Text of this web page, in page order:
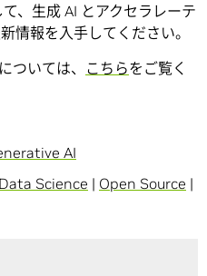
、生成 AI とアクセラレーテ
情報を入手してください。
ついては、 こちらをご覧く
AI
Data Science | Open Source |